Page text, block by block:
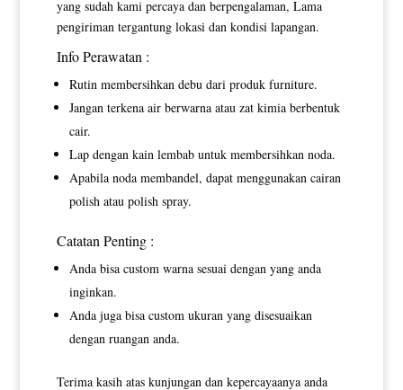
yang sudah kami percaya dan berpengalaman, Lama
pengiriman tergantung lokasi dan kondisi lapangan.
Info Perawatan :
Rutin membersihkan debu dari produk furniture.
Jangan terkena air berwarna atau zat kimia berbentuk
cair.
Lap dengan kain lembab untuk membersihkan noda.
Apabila noda membandel, dapat menggunakan cairan
polish atau polish spray.
Catatan Penting :
Anda bisa custom warna sesuai dengan yang anda
inginkan.
Anda juga bisa custom ukuran yang disesuaikan
dengan ruangan anda.
Terima kasih atas kunjungan dan kepercayaanya anda